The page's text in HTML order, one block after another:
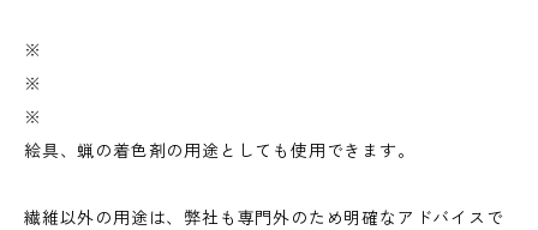
※
※
※
絵具、蝋の着色剤の用途としても使用できます。
繊維以外の用途は、弊社も専門外のため明確なアドバイスで